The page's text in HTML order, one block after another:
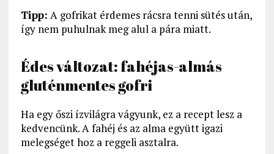
Tipp: A gofrikat érdemes rácsra tenni sütés után,
így nem puhulnak meg alul a pára miatt.
Édes változat: fahéjas-almás
gluténmentes gofri
Ha egy őszi ízvilágra vágyunk, ez a recept lesz a
kedvencünk. A fahéj és az alma együtt igazi
melegséget hoz a reggeli asztalra.